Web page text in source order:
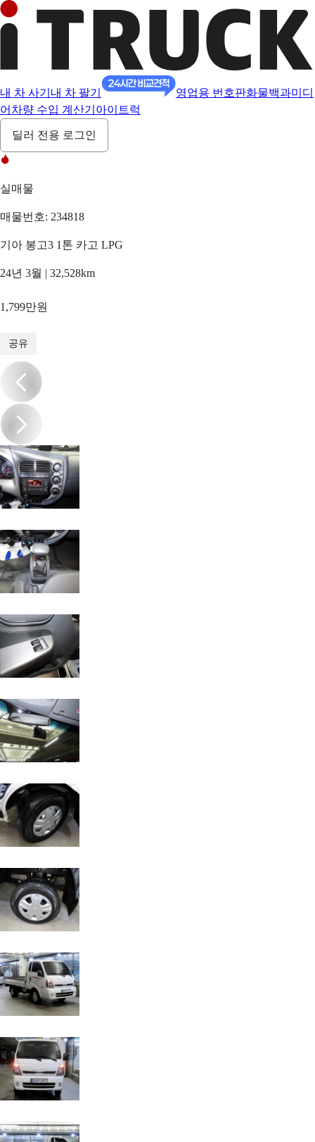
내 차 사기 내 차 팔기 영업용 번호판화물백과미디
어 차량 수입 계산기 아이트럭
딜러 전용 로그인
실매물
매물번호: 234818
기아 봉고3 1톤 카고 LPG
24년 3월 | 32,528km
1,799만원
공유
/16